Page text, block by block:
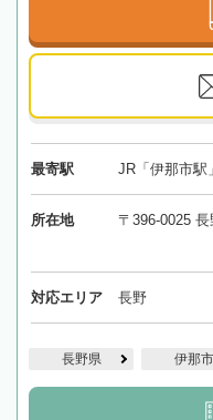
最寄駅 JR「伊那市駅
所在地 〒396-0025
対応エリア 長野
長野県 伊那市